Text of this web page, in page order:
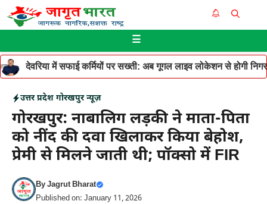
Skip
to
☰
देवरिया में सफाई कर्मियों पर सख्ती: अब गूगल लाइव लोकेशन से होगी
उत्तर प्रदेश गोरखपुर न्यूज़
गोरखपुर: नाबालिग लड़की ने माता-पिता
को नींद की दवा खिलाकर किया बेहोश,
प्रेमी से मिलने जाती थी; पॉक्सो में FIR
ByJagrut Bharat
Published on: January 11, 2026